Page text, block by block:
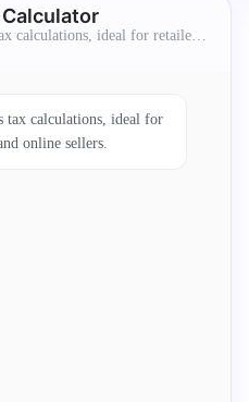
calculations, ideal for retailers,
tax calculations, ideal for
online sellers.